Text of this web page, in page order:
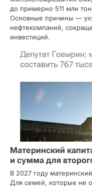
до примерно 511 млн
Основные причины —
нефтекомпаний,
инвестиций.
Материнский
и сумма для
В 2027 году
Для семей, которые не